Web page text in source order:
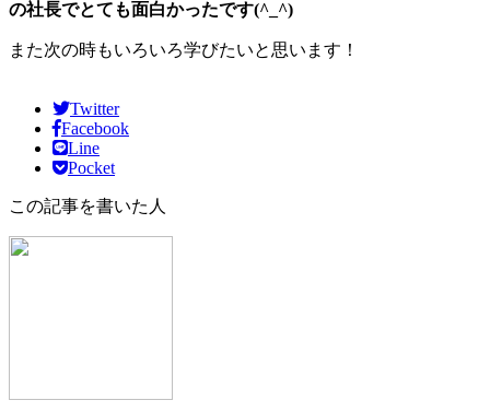
の社長でとても面白かったです(^_^)
また次の時もいろいろ学びたいと思います！
Twitter
Facebook
Line
Pocket
この記事を書いた人